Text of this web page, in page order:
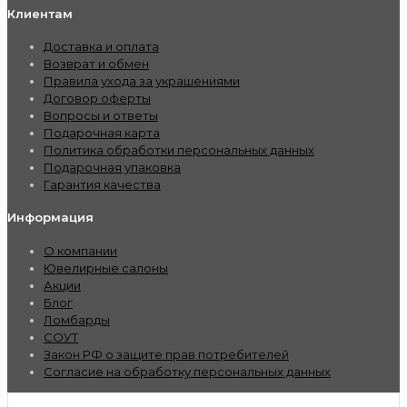
Клиентам
Доставка и оплата
Возврат и обмен
Правила ухода за украшениями
Договор оферты
Вопросы и ответы
Подарочная карта
Политика обработки персональных данных
Подарочная упаковка
Гарантия качества
Информация
О компании
Ювелирные салоны
Акции
Блог
Ломбарды
СОУТ
Закон РФ о защите прав потребителей
Согласие на обработку персональных данных